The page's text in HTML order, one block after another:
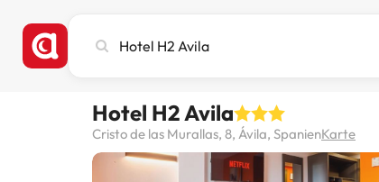
Hotel
eingeben
Hotel H2 Avila
Cristo de las Murallas, 8, Ávila, SpanienKarte